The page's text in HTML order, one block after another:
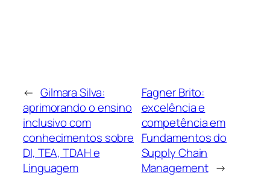
← Gilmara Silva:
aprimorando o ensino
inclusivo com
conhecimentos sobre
DI, TEA, TDAH e
Linguagem
Fagner Brito:
excelência e
competência em
Fundamentos do
Supply Chain
Management →